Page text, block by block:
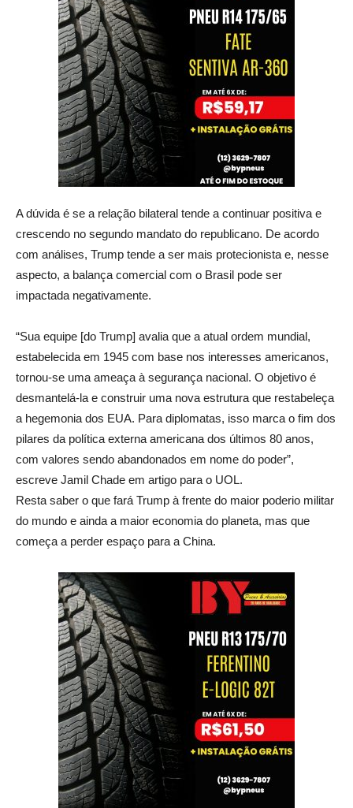
A dúvida é se a relação bilateral tende a continuar positiva e
crescendo no segundo mandato do republicano. De acordo
com análises, Trump tende a ser mais protecionista e, nesse
aspecto, a balança comercial com o Brasil pode ser
impactada negativamente.
“Sua equipe [do Trump] avalia que a atual ordem mundial,
estabelecida em 1945 com base nos interesses americanos,
tornou-se uma ameaça à segurança nacional. O objetivo é
desmantelá-la e construir uma nova estrutura que restabeleça
a hegemonia dos EUA. Para diplomatas, isso marca o fim dos
pilares da política externa americana dos últimos 80 anos,
com valores sendo abandonados em nome do poder”,
escreve Jamil Chade em artigo para o UOL.
Resta saber o que fará Trump à frente do maior poderio militar
do mundo e ainda a maior economia do planeta, mas que
começa a perder espaço para a China.